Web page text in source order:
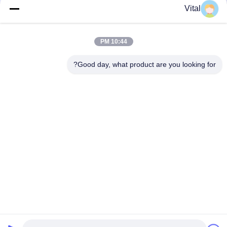
بهترین قیمت رو بدست بیار
Vital
10:44 PM
Good day, what product are you looking for?